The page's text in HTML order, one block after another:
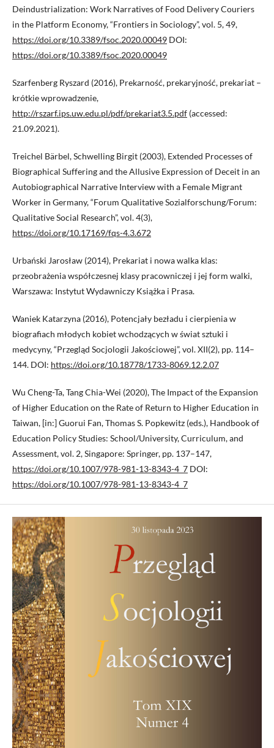
Deindustrialization: Work Narratives of Food Delivery Couriers
in the Platform Economy, “Frontiers in Sociology”, vol. 5, 49,
https://doi.org/10.3389/fsoc.2020.00049 DOI:
https://doi.org/10.3389/fsoc.2020.00049
Szarfenberg Ryszard (2016), Prekarność, prekaryjność, prekariat –
krótkie wprowadzenie,
http://rszarf.ips.uw.edu.pl/pdf/prekariat3.5.pdf (accessed:
21.09.2021).
Treichel Bärbel, Schwelling Birgit (2003), Extended Processes of
Biographical Suffering and the Allusive Expression of Deceit in an
Autobiographical Narrative Interview with a Female Migrant
Worker in Germany, “Forum Qualitative Sozialforschung/Forum:
Qualitative Social Research”, vol. 4(3),
https://doi.org/10.17169/fqs-4.3.672
Urbański Jarosław (2014), Prekariat i nowa walka klas:
przeobrażenia współczesnej klasy pracowniczej i jej form walki,
Warszawa: Instytut Wydawniczy Książka i Prasa.
Waniek Katarzyna (2016), Potencjały bezładu i cierpienia w
biografiach młodych kobiet wchodzących w świat sztuki i
medycyny, “Przegląd Socjologii Jakościowej”, vol. XII(2), pp. 114–
144. DOI: https://doi.org/10.18778/1733-8069.12.2.07
Wu Cheng-Ta, Tang Chia-Wei (2020), The Impact of the Expansion
of Higher Education on the Rate of Return to Higher Education in
Taiwan, [in:] Guorui Fan, Thomas S. Popkewitz (eds.), Handbook of
Education Policy Studies: School/University, Curriculum, and
Assessment, vol. 2, Singapore: Springer, pp. 137–147,
https://doi.org/10.1007/978-981-13-8343-4_7 DOI:
https://doi.org/10.1007/978-981-13-8343-4_7